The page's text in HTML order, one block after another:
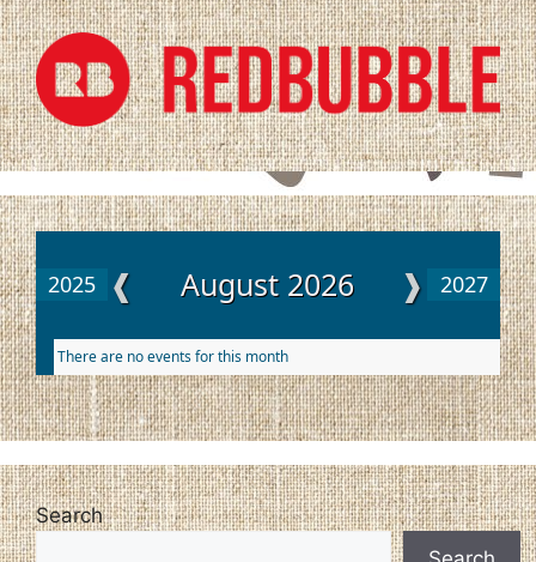
2025 ❰ August 2026 ❱ 2027
There are no events for this month
Search